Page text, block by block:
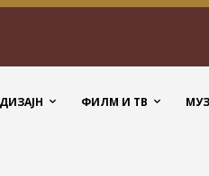
ФИЛМ И ТВ